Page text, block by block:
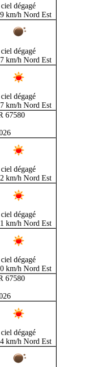
ciel dégagé
km/h Nord Est
ciel dégagé
km/h Nord Est
ciel dégagé
km/h Nord Est
67580
ciel dégagé
km/h Nord Est
ciel dégagé
km/h Nord Est
ciel dégagé
km/h Nord Est
67580
ciel dégagé
km/h Nord Est